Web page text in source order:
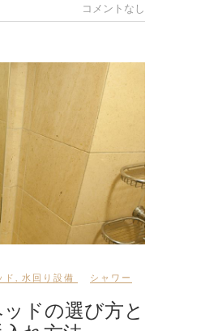
コメントなし
ド 水回り設備 シャワー
ドの選び方と